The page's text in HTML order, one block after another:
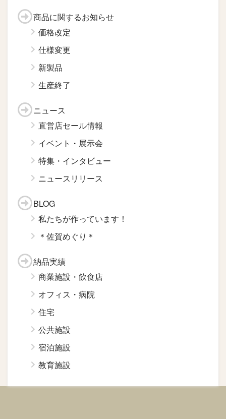
商品に関するお知らせ
価格改定
仕様変更
新製品
生産終了
ニュース
直営店セール情報
イベント・展示会
特集・インタビュー
ニュースリリース
BLOG
私たちが作っています！
＊佐賀めぐり＊
納品実績
商業施設・飲食店
オフィス・病院
住宅
公共施設
宿泊施設
教育施設